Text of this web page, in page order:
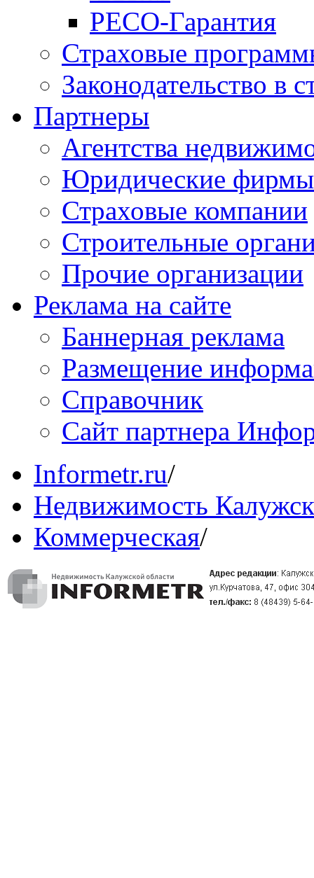
РЕСО-Гарантия
Страховые
Законодательство в
Партнеры
Агентства
Юридические фирмы
Страховые компании
Строительные
Прочие организации
Реклама на сайте
Баннерная реклама
Размещение
Справочник
Сайт партнера
Informetr.ru/
Недвижимость
Коммерческая/